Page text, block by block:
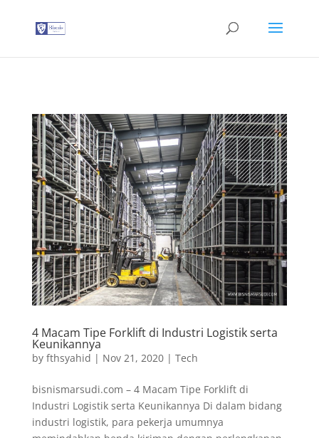
4 Macam Tipe Forklift di Industri Logistik serta
Keunikannya
by fthsyahid | Nov 21, 2020| Tech
bisnismarsudi.com – 4 Macam Tipe Forklift di
Industri Logistik serta Keunikannya Di dalam bidang
industri logistik, para pekerja umumnya